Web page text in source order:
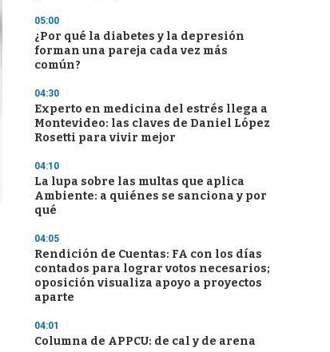
05:00
¿Por qué la diabetes y la depresión
forman una pareja cada vez más
común?
04:30
Experto en medicina del estrés llega a
Montevideo: las claves de Daniel López
Rosetti para vivir mejor
04:10
La lupa sobre las multas que aplica
Ambiente: a quiénes se sanciona y por
qué
04:05
Rendición de Cuentas: FA con los días
contados para lograr votos necesarios;
oposición visualiza apoyo a proyectos
aparte
04:01
Columna de APPCU: de cal y de arena